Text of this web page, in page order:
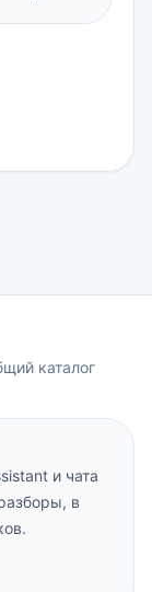
каталог
и чата
в